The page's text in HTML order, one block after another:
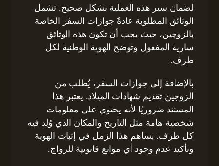
لضمان سير هذه العملية بشكل صحيح. تشمل
الوثائق المطلوبة عادةً جوازات السفر الخاصة
بالزوجين، حيث يجب أن تكون هذه الوثائق
سارية المفعول وتوضح الهوية الوطنية لكل
طرف.
بالإضافة إلى جوازات السفر، يُطلب من
الزوجين تقديم شهادات الميلاد. يعتبر هذا
المستند ضروريًا لأنه يحتوي على معلومات
شخصية هامة مثل التاريخ والمكان الذي وُلِد فيه
كل طرف. يساهم هذا الزمل في إثبات الهوية
وتأكيد عدم وجود أي موانع قانونية للزواج.